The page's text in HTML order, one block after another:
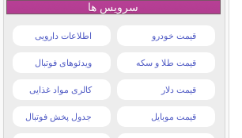
سرویس ها
قیمت خودرو اطلاعات دارویی
قیمت طلا و سکه ویدئوهای فوتبال
قیمت دلار کالری مواد غذایی
قیمت موبایل جدول پخش فوتبال